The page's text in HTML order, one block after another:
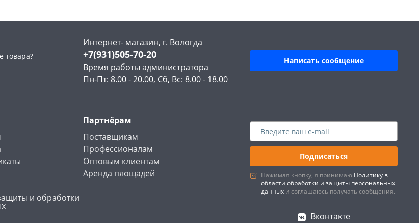
товара?
Интернет- магазин, г. Вологда
+7(931)505-70-20
Время работы администратора
Пн-Пт: 8.00 - 20.00, Сб, Вс: 8.00 - 18.00
Написать сообщение
и обработки
Партнёрам
Поставщикам
Профессионалам
Оптовым клиентам
Аренда площадей
Подписаться
Нажимая кнопку, я принимаю Политику в
области обработки и защиты персональных
данных и соглашаюсь получать сообщения.
Вконтакте
раз в 2 недели